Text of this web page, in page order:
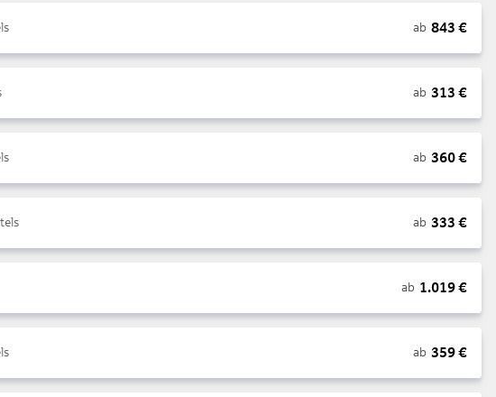
ab 843 €
ab 313 €
ab 360€
ab 333 €
ab 1.019€
ab 359€